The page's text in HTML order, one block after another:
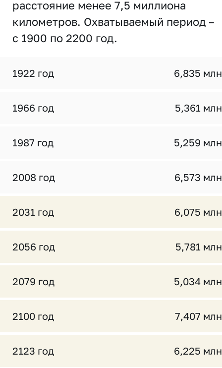
расстояние менее 7,5 миллиона
километров. Охватываемый период –
с 1900 по 2200 год.
1922 год 6,835
1966 год 5,361
1987 год 5,259
2008 год 6,573
2031 год 6,075
2056 год 5,781
2079 год 5,034
2100 год 7,407
2123 год 6,225